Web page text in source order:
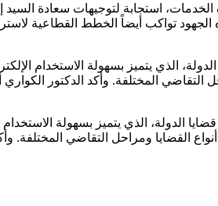
استجابة لتوجيهات سعادة السيد
الوزراء، لتفعيل خطة التحول الرقمي للوزارة بما يتماشى مع استراتيجية الوزارة
الذي يتميز بسهولة الاستخدام
المختلفة. وأكد الدكتور الكواري
الدولة، الذي يتميز بسهولة الاستخدام
القضايا ومراحل التقاضي المختلفة.